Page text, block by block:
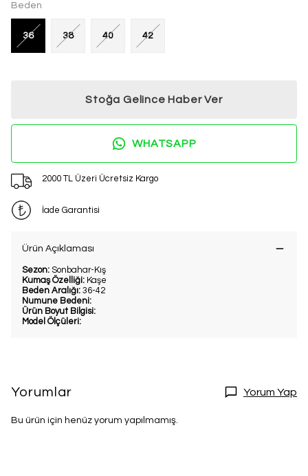
Beden
36 38 40 42
Stoğa Gelince Haber Ver
WHATSAPP
2000 TL Üzeri Ücretsiz Kargo
İade Garantisi
Ürün Açıklaması
Sezon: Sonbahar-Kış
Kumaş Özelliği: Kaşe
Beden Aralığı: 36-42
Numune Bedeni:
Ürün Boyut Bilgisi:
Model Ölçüleri:
Yorumlar Yorum Yap
Bu ürün için henüz yorum yapılmamış.